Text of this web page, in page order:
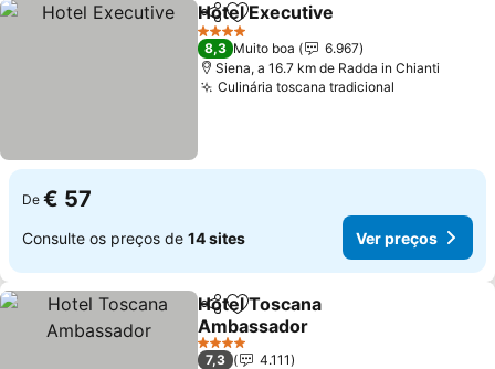
PartilharAdicionar aos favoritos
Hotel Executive
4 Estrelas
8,3 Muito boa
6.967
Siena, a 16.7 km de Radda in Chianti
Culinária toscana tradicional
De € 57
Consulte os preços de 14 sites Ver preços
PartilharAdicionar aos favoritos
Hotel Toscana
Ambassador
4 Estrelas
7,3
4.111